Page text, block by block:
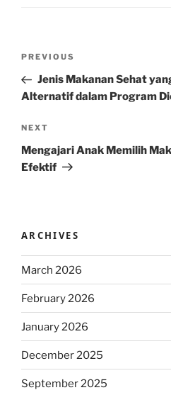
Previous
Post
PREVIOUS
Jenis Makanan Sehat
Alternatif dalam Program
Next
Post
NEXT
Mengajari Anak Memilih
Efektif
ARCHIVES
March 2026
February 2026
January 2026
December 2025
September 2025